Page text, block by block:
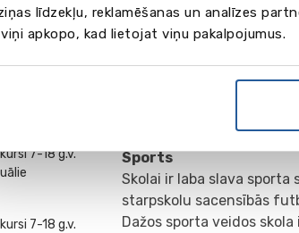
līdzekļu, reklamēšanas un analīzes
apkopo, kad lietojat viņu pakalpojumus.
mācību
(16+) un
7-18 g.v.
7-18 g.v.
Sports
Skolai ir laba slava sporta
starpskolu sacensībās
Dažos sporta veidos